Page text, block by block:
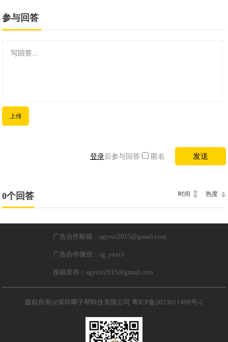
参与回答
上传
登录后参与回答 匿名
0个回答 热度
时间
广告合作邮箱：sgyezi2015@gmail.com
广告合作微信：sg_yezi3
投稿发布：sgyezi2015@gmail.com
版权所有@深圳椰子帮科技有限公司 粤ICP备2023011498号-2